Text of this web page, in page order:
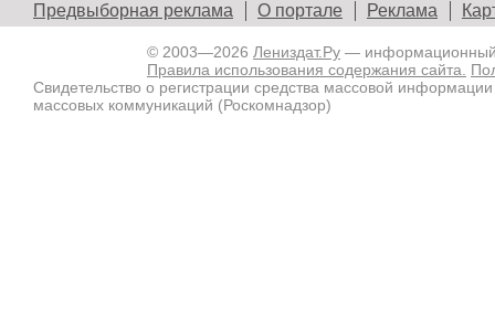
Предвыборная реклама О портале Реклама
© 2003—2026 Лениздат.Ру — информационный
Правила использования содержания сайта.
Свидетельство о регистрации средства массовой
массовых коммуникаций (Роскомнадзор)